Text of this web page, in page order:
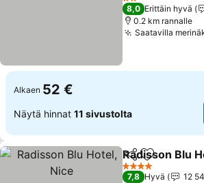
2 Tähtiluokitus
8,0 Erittäin hyvä
0.2 km rannalle
Saatavilla
Alkaen 52 €
Näytä hinnat 11 sivustolta
Jaa Lisää
Radisson Blu
4 Tähtiluokitus
7,8 Hyvä
12